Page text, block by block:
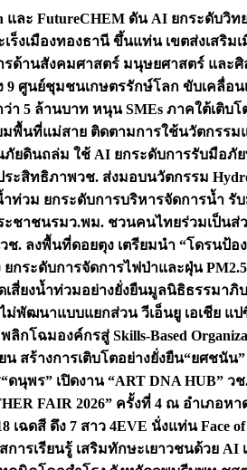
และ FutureCHEM ดัน AI ยกระดับ
ร็งเมืองทองธานี ขึ้นแท่น เขตส่งเสริม
ด้านสังคมศาสตร์ มนุษยศาสตร์ และ
ศูนย์ชุมชนเกษตรรักษ์โลก ขับเคลื่อ
า 5 ล้านบาท หนุน SMEs ภาคใต้เติบโ
ยมพื้นที่แม่สาย ติดตามการใช้นวัตกรร
ภัยดินถล่ม ใช้ AI ยกระดับการรับมือภั
ระสิทธิภาพวช. ส่งมอบนวัตกรรม
ท่วม ยกระดับการบริหารจัดการน้ำ
ะชาชนรมว.พม. ชวนคนไทยร่วมเป็นส่ว
วช. ลงพื้นที่ดอยตุง เตรียมนำ “โดรนป้
ระดับการจัดการไฟป่าและฝุ่น
สี่ยงน้ำท่วมอย่างยั่งยืนมูลนิธิธรรมาภิ
ม่พัฒนาแบบแยกส่วน วีเอ็นยู เอเชีย
พลิกโฉมองค์กรสู่ Skills-Based
สร้างการเติบโตอย่างยั่งยืน“ยศชนัน
“ดนุพร” เปิดงาน “ART DNA HUB”
FAIR 2026” ครั้งที่ 4 ณ อำเภ
เฉดสี ดึง 7 สาว 4EVE นั่งแท่น Face
การเรียนรู้ เสริมทักษะเยาวชนด้วย